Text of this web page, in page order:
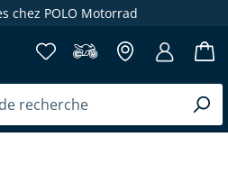
chez POLO Motorrad